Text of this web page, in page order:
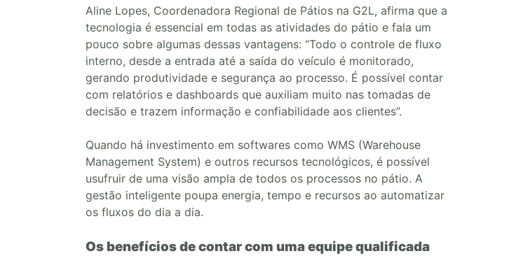
Aline Lopes, Coordenadora Regional de Pátios na G2L, afirma que a
tecnologia é essencial em todas as atividades do pátio e fala um
pouco sobre algumas dessas vantagens: “Todo o controle de fluxo
interno, desde a entrada até a saída do veículo é monitorado,
gerando produtividade e segurança ao processo. É possível contar
com relatórios e dashboards que auxiliam muito nas tomadas de
decisão e trazem informação e confiabilidade aos clientes”.
Quando há investimento em softwares como WMS (Warehouse
Management System) e outros recursos tecnológicos, é possível
usufruir de uma visão ampla de todos os processos no pátio. A
gestão inteligente poupa energia, tempo e recursos ao automatizar
os fluxos do dia a dia.
Os benefícios de contar com uma equipe qualificada